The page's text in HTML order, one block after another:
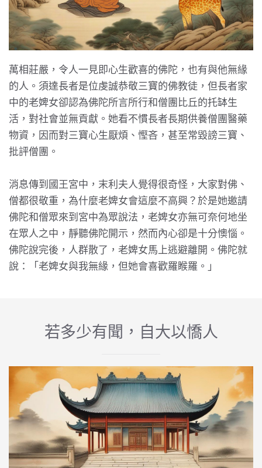
萬相莊嚴，令人一見即心生歡喜的佛陀，也有與他無緣
的人。須達長者是位虔誠恭敬三寶的佛教徒，但長者家
中的老婢女卻認為佛陀所言所行和僧團比丘的托缽生
活，對社會並無貢獻。她看不慣長者長期供養僧團醫藥
物資，因而對三寶心生厭煩、慳吝，甚至常毀謗三寶、
批評僧團。
消息傳到國王宮中，末利夫人覺得很奇怪，大家對佛、
僧都很敬重，為什麼老婢女會這麼不高興？於是她邀請
佛陀和僧眾來到宮中為眾說法，老婢女亦無可奈何地坐
在眾人之中，靜聽佛陀開示，然而內心卻是十分懊惱。
佛陀說完後，人群散了，老婢女馬上逃避離開。佛陀就
說：「老婢女與我無緣，但她會喜歡羅睺羅。」
若多少有聞，自大以憍人